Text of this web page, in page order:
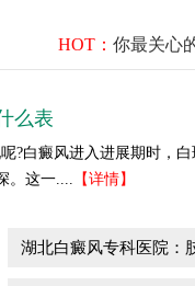
HOT： 你最关心
么表
白癜风进入进展期时，白
。这一.... 【详情】
湖北白癜风专科医院：